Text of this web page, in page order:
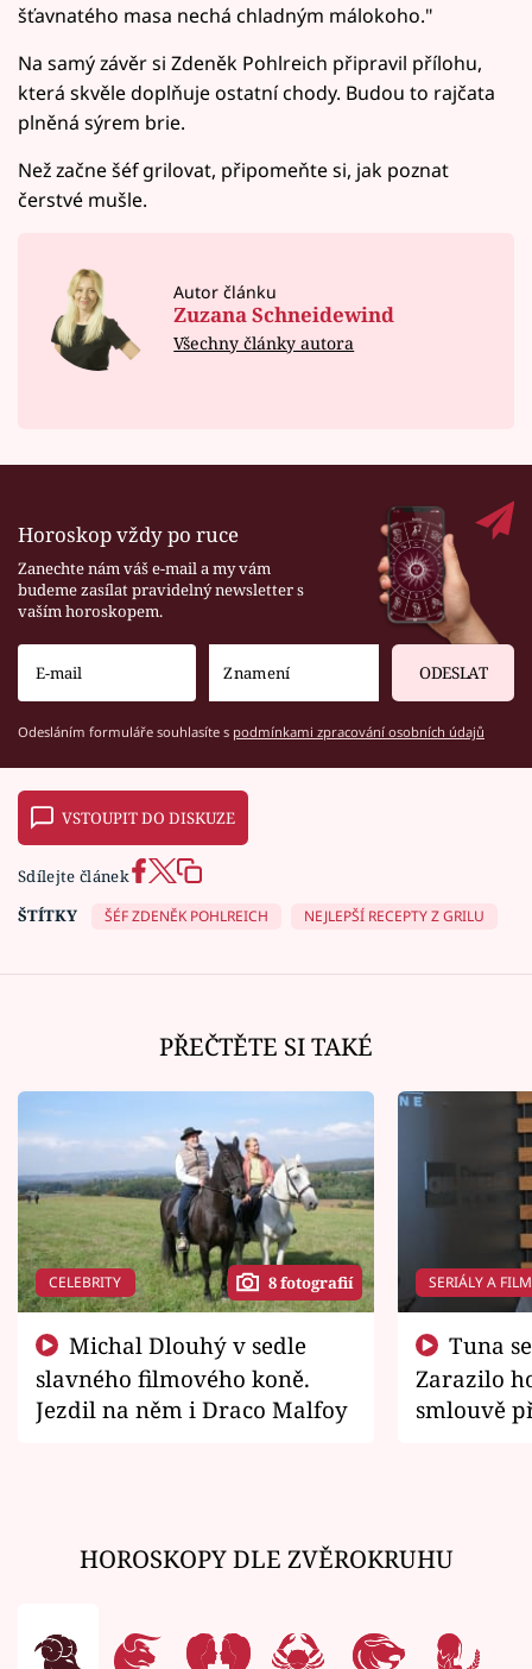
šťavnatého masa nechá chladným málokoho."
Na samý závěr si Zdeněk Pohlreich připravil přílohu,
která skvěle doplňuje ostatní chody. Budou to rajčata
plněná sýrem brie.
Než začne šéf grilovat, připomeňte si, jak poznat
čerstvé mušle.
Autor článku
Zuzana Schneidewind
Všechny články autora
Horoskop vždy po ruce
Zanechte nám váš e-mail a my vám
budeme zasílat pravidelný newsletter s
vaším horoskopem.
ODESLAT
Odesláním formuláře souhlasíte s podmínkami zpracování osobních údajů
VSTOUPIT DO DISKUZE
Sdílejte článek
ŠTÍTKY
ŠÉF ZDENĚK POHLREICH NEJLEPŠÍ RECEPTY Z GRILU
PŘEČTĚTE SI TAKÉ
CELEBRITY 8 fotografií
slavného filmového koně.
Jezdil na něm i Draco Malfoy
SERIÁLY A
Zarazilo
smlouvě
HOROSKOPY DLE ZVĚROKRUHU